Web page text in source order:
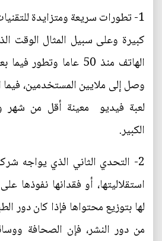
1- تطورات سريعة ومتزايدة
كبيرة وعلى سبيل المثال الوقت
الهاتف منذ 50 عاما
وصل إلى ملايين المستخدمين، فيما
لعبة فيديو معينة أقل من شهر
الكبير.
2- التحدي الثاني الذي يواجه
استقلاليتها، أو فقدانها نفوذها
لها بتوزيع محتواها فإذا كان دور
من دور النشر، فإن الصحافة